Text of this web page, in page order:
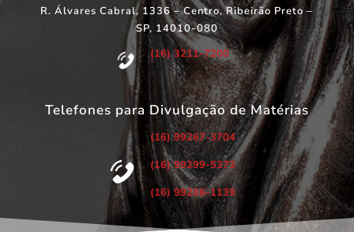
R. Álvares Cabral, 1336 – Centro, Ribeirão Preto –
SP, 14010-080
(16) 3211-7200
Telefones para Divulgação de Matérias
(16) 99267-3704
(16) 99299-5373
(16) 99286-1139